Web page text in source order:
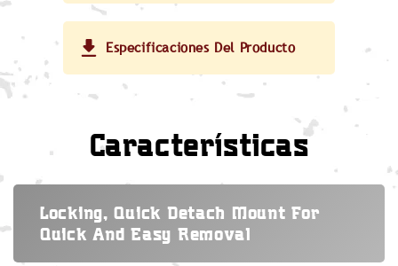
Especificaciones Del Producto
Características
Locking, Quick Detach Mount For
Quick And Easy Removal